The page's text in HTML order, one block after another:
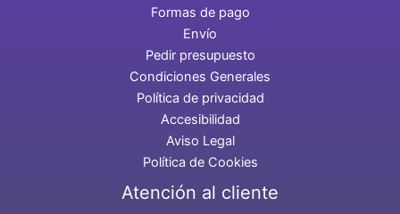
Formas de pago
Envío
Pedir presupuesto
Condiciones Generales
Política de privacidad
Accesibilidad
Aviso Legal
Política de Cookies
Atención al cliente